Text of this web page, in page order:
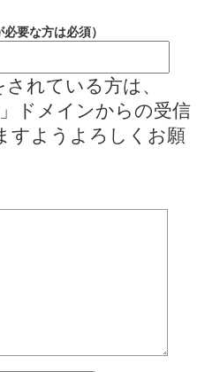
要な方は必須）
れている方は、
ドメインからの受信
すようよろしくお願